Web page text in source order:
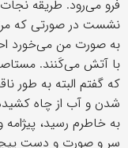
فرو می‌رود. طریقه
نشست در صورتی که
به صورت من می‌خورد
با آتش می‌کَنند.
که گفتم البته به
شدن و آب از چاه
به خاطرم رسید،
سر و صورت و دست